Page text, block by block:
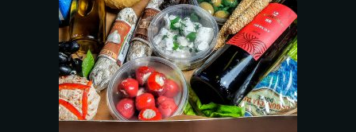
TOEVOEGEN AAN WINKELWAGEN